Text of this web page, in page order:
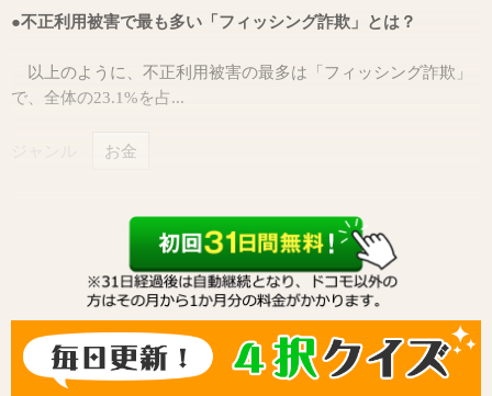
●不正利用被害で最も多い「フィッシング詐欺」とは？
以上のように、不正利用被害の最多は「フィッシング詐欺」
で、全体の23.1%を占...
お金